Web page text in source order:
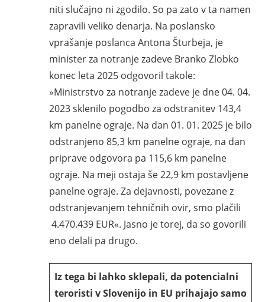
niti slučajno ni zgodilo. So pa zato v ta namen
zapravili veliko denarja. Na poslansko
vprašanje poslanca Antona Šturbeja, je
minister za notranje zadeve Branko Zlobko
konec leta 2025 odgovoril takole:
»Ministrstvo za notranje zadeve je dne 04. 04.
2023 sklenilo pogodbo za odstranitev 143,4
km panelne ograje. Na dan 01. 01. 2025 je bilo
odstranjeno 85,3 km panelne ograje, na dan
priprave odgovora pa 115,6 km panelne
ograje. Na meji ostaja še 22,9 km postavljene
panelne ograje. Za dejavnosti, povezane z
odstranjevanjem tehničnih ovir, smo plačili
4.470.439 EUR«. Jasno je torej, da so govorili
eno delali pa drugo.
Iz tega bi lahko sklepali, da potencialni
teroristi v Slovenijo in EU prihajajo samo